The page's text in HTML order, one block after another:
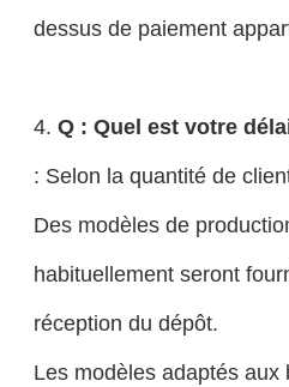
dessus de paiement
4. Q : Quel est votre
: Selon la quantité de
Des modèles de
habituellement seront
réception du dépôt.
Les modèles adaptés aux